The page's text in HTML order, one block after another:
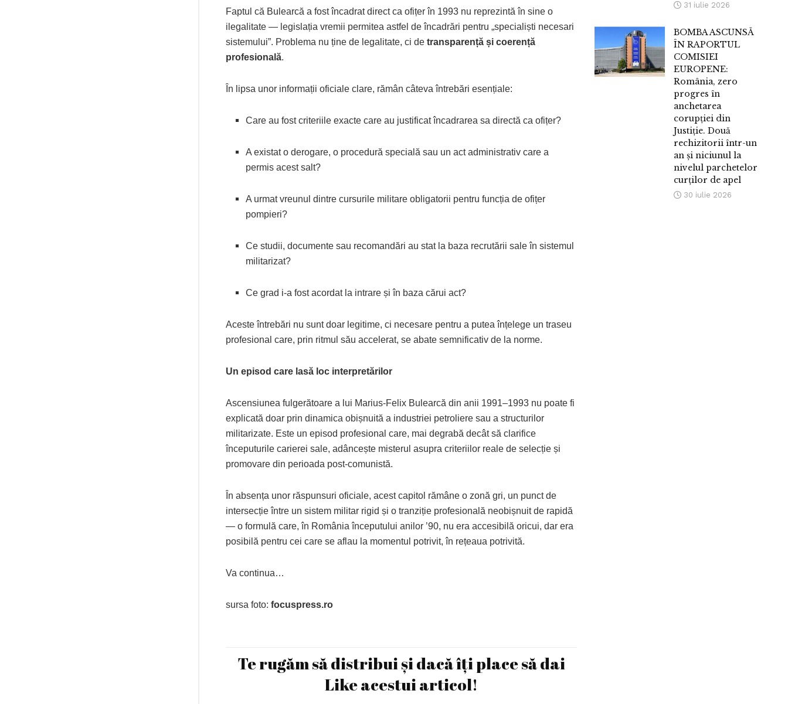
Faptul că Bulearcă a fost încadrat direct ca ofițer în 1993 nu reprezintă în sine o
ilegalitate — legislația vremii permitea astfel de încadrări pentru „specialiști necesari
sistemului”. Problema nu ține de legalitate, ci de transparență și coerență
profesională.
În lipsa unor informații oficiale clare, rămân câteva întrebări esențiale:
Care au fost criteriile exacte care au justificat încadrarea sa directă ca ofițer?
A existat o derogare, o procedură specială sau un act administrativ care a
permis acest salt?
A urmat vreunul dintre cursurile militare obligatorii pentru funcția de ofițer
pompieri?
Ce studii, documente sau recomandări au stat la baza recrutării sale în sistemul
militarizat?
Ce grad i-a fost acordat la intrare și în baza cărui act?
Aceste întrebări nu sunt doar legitime, ci necesare pentru a putea înțelege un traseu
profesional care, prin ritmul său accelerat, se abate semnificativ de la norme.
Un episod care lasă loc interpretărilor
Ascensiunea fulgerătoare a lui Marius-Felix Bulearcă din anii 1991–1993 nu poate fi
explicată doar prin dinamica obișnuită a industriei petroliere sau a structurilor
militarizate. Este un episod profesional care, mai degrabă decât să clarifice
începuturile carierei sale, adâncește misterul asupra criteriilor reale de selecție și
promovare din perioada post-comunistă.
În absența unor răspunsuri oficiale, acest capitol rămâne o zonă gri, un punct de
intersecție între un sistem militar rigid și o tranziție profesională neobișnuit de rapidă
— o formulă care, în România începutului anilor ’90, nu era accesibilă oricui, dar era
posibilă pentru cei care se aflau la momentul potrivit, în rețeaua potrivită.
Va continua…
sursa foto: focuspress.ro
Te rugăm să distribui și dacă îți place să dai
Like acestui articol!
31 iulie 2026
BOMBA ASCUNSĂ
ÎN RAPORTUL
COMISIEI
EUROPENE:
România, zero
progres în
anchetarea
corupției din
Justiție. Două
rechizitorii într-un
an și niciunul la
nivelul parchetelor
curților de apel
30 iulie 2026